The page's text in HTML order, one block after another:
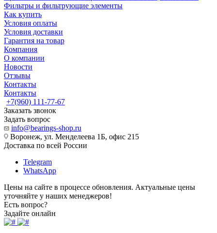
Фильтры и фильтрующие элементы
Как купить
Условия оплаты
Условия доставки
Гарантия на товар
Компания
О компании
Новости
Отзывы
Контакты
Контакты
+7(960) 111-77-67
Заказать звонок
Задать вопрос
info@bearings-shop.ru
Воронеж, ул. Менделеева 1Б, офис 215
Доставка по всей России
Telegram
WhatsApp
Цены на сайте в процессе обновления. Актуальные цены
уточняйте у наших менеджеров!
Есть вопрос?
Задайте онлайн